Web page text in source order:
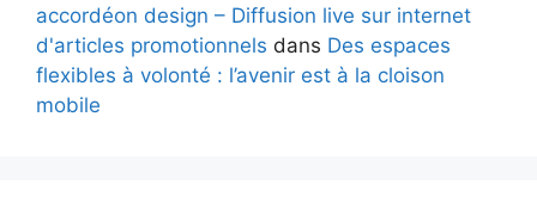
accordéon design – Diffusion live sur internet
d'articles promotionnels dans Des espaces
flexibles à volonté : l’avenir est à la cloison
mobile